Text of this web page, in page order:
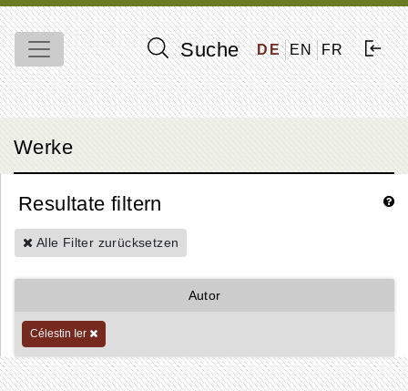
Suche DE EN FR
Werke
Resultate filtern
Alle Filter zurücksetzen
Autor
Célestin Ier